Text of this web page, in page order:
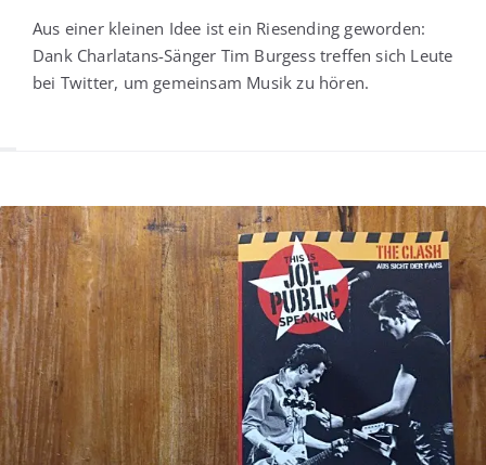
Aus einer klei­nen Idee ist ein Rie­sen­ding gewor­den:
Dank Char­la­tans-Sän­ger Tim Bur­gess tref­fen sich Leu­te
bei Twit­ter, um gemein­sam Musik zu hören.